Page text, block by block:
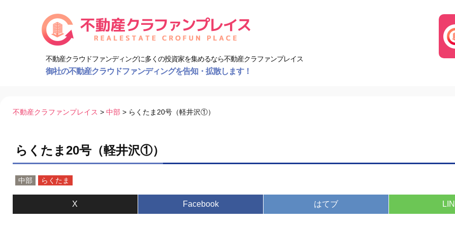
不動産クラウドファンディングに多くの投資家を集めるなら不動産クラファンプレイス
御社の不動産クラウドファンディングを告知・拡散します！
ン
ツ
へ
ス
プ
不動産クラファンプレイス > 中部 > らくたま20号（軽井沢①）
らくたま20号（軽井沢①）
中部 らくたま
X Facebook はてブ